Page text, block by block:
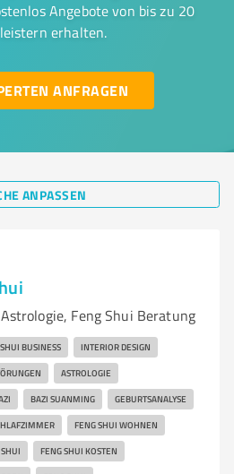
Angebote von bis zu 20
erhalten.
ANFRAGEN
ANPASSEN
Feng Shui Beratung
BUSINESS INTERIOR DESIGN
ASTROLOGIE
BAZI SUANMING GEBURTSANALYSE
FENG SHUI WOHNEN
FENG SHUI KOSTEN